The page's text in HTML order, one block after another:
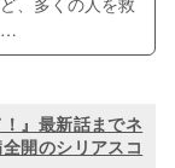
』最新話までネ
開のシリアスコ